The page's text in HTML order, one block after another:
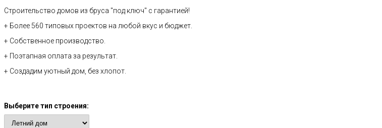
Строительство домов из бруса "под ключ" с гарантией!
+ Более 560 типовых проектов на любой вкус и бюджет.
+ Собственное производство.
+ Поэтапная оплата за результат.
+ Создадим уютный дом, без хлопот.
Выберите тип строения: